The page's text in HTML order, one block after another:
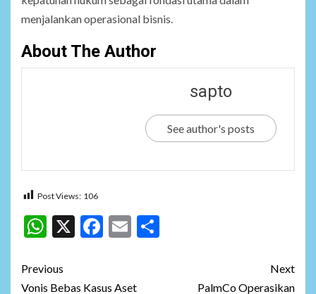
menjalankan operasional bisnis.
About The Author
sapto
See author's posts
Post Views: 106
WhatsApp
X Facebook
Email
Post
Previous
Vonis Bebas Kasus Aset
Next
PalmCo Operasikan